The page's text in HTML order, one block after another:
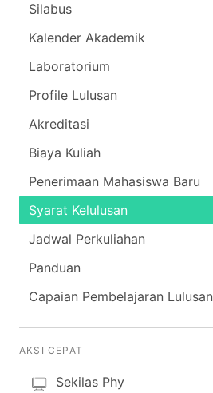
Silabus
Kalender Akademik
Laboratorium
Profile Lulusan
Akreditasi
Biaya Kuliah
Penerimaan Mahasiswa Baru
Syarat Kelulusan
Jadwal Perkuliahan
Panduan
Capaian Pembelajaran Lulusan
AKSI CEPAT
Sekilas Phy